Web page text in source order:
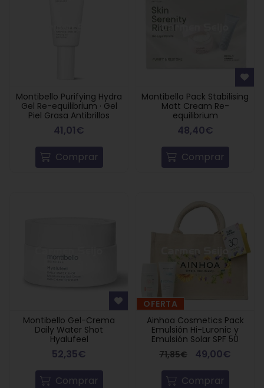
Montibello Purifying Hydra
Gel Re-equilibrium · Gel
Piel Grasa Antibrillos
41,01€
Comprar
Montibello Pack Stabilising
Matt Cream Re-
equilibrium
48,40€
Comprar
Montibello Gel-Crema
Daily Water Shot
Hyalufeel
52,35€
Comprar
OFERTA
Ainhoa Cosmetics Pack
Emulsión Hi-Luronic y
Emulsión Solar SPF 50
71,85€
49,00€
Comprar